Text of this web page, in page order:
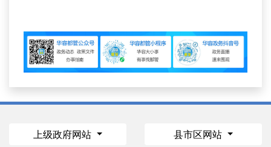
上级政府网站 县市区网站